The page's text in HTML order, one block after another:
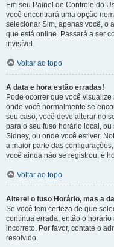
Em seu Painel de Controle do
você encontrará uma opção
selecionar Sim, apenas você, o
que está online. Passará a ser
invisível.
Voltar ao topo
A data e hora estão erradas!
Pode ocorrer que você
onde você normalmente se
seu caso, você deve alterar no
para o seu fuso horário local,
Sidney, ou onde você estiver.
a maior parte das
você ainda não se registrou, é
Voltar ao topo
Alterei o fuso Horário, mas a
Se você tem certeza de que
continua errada, então o
incorreto. Por favor, contate o
resolvido.